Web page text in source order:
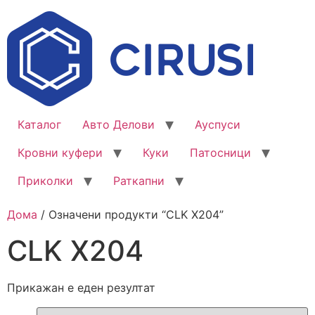
Каталог Авто Делови
Ауспуси
Кровни куфери
Куки
Патосници
Приколки
Раткапни
Дома / Означени продукти “CLK X204”
CLK X204
Прикажан е еден резултат